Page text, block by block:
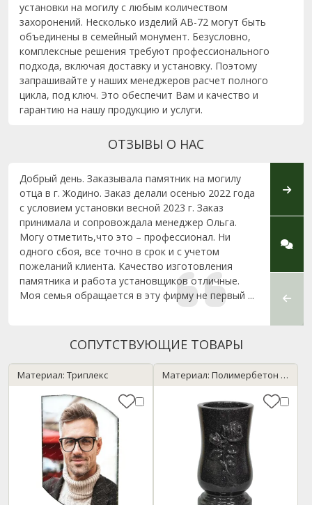
установки на могилу с любым количеством
захоронений. Несколько изделий AB-72 могут быть
объединены в семейный монумент. Безусловно,
комплексные решения требуют профессионального
подхода, включая доставку и установку. Поэтому
запрашивайте у наших менеджеров расчет полного
цикла, под ключ. Это обеспечит Вам и качество и
гарантию на нашу продукцию и услуги.
ОТЗЫВЫ О НАС
Добрый день. Заказывала памятник на могилу
отца в г. Жодино. Заказ делали осенью 2022 года
с условием установки весной 2023 г. Заказ
принимала и сопровождала менеджер Ольга.
Могу отметить,что это – профессионал. Ни
одного сбоя, все точно в срок и с учетом
пожеланий клиента. Качество изготовления
памятника и работа установщиков отличные.
Моя семья обращается в эту фирму не первый ...
СОПУТСТВУЮЩИЕ ТОВАРЫ
Материал: Триплекс Материал: Полимербетон / темный гранит